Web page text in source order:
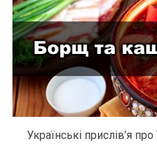
Українські прислів’я